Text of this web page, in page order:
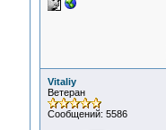
Vitaliy
Ветеран
Сообщений: 5586